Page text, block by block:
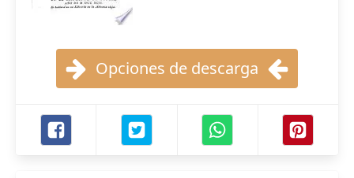
Opciones de descarga